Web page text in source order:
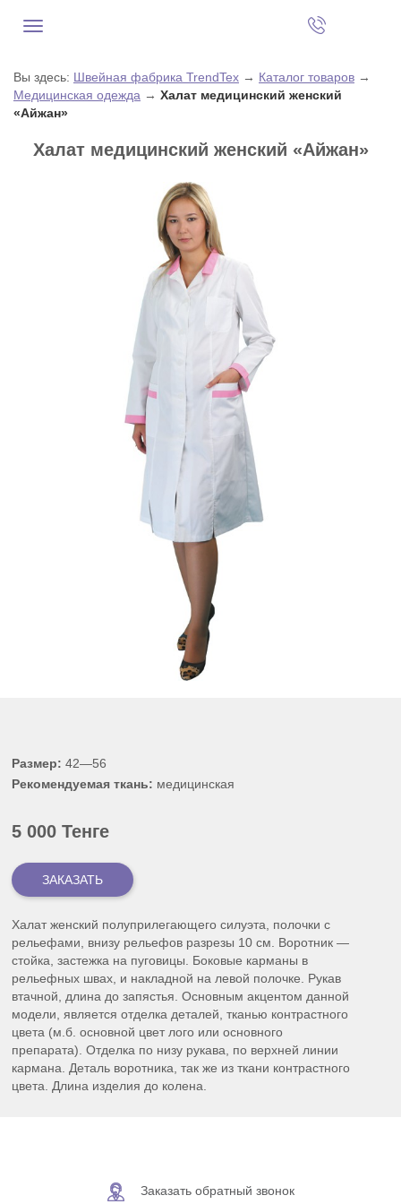
Вы здесь: Швейная фабрика TrendTex → Каталог товаров →
Медицинская одежда → Халат медицинский женский
«Айжан»
Халат медицинский женский «Айжан»
Размер:42—56
Рекомендуемая ткань: медицинская
5 000 Тенге
Халат женский полуприлегающего силуэта, полочки с
рельефами, внизу рельефов разрезы 10 см. Воротник —
стойка, застежка на пуговицы. Боковые карманы в
рельефных швах, и накладной на левой полочке. Рукав
втачной, длина до запястья. Основным акцентом данной
модели, является отделка деталей, тканью контрастного
цвета (м.б. основной цвет лого или основного
препарата). Отделка по низу рукава, по верхней линии
кармана. Деталь воротника, так же из ткани контрастного
цвета. Длина изделия до колена.
Заказать обратный звонок